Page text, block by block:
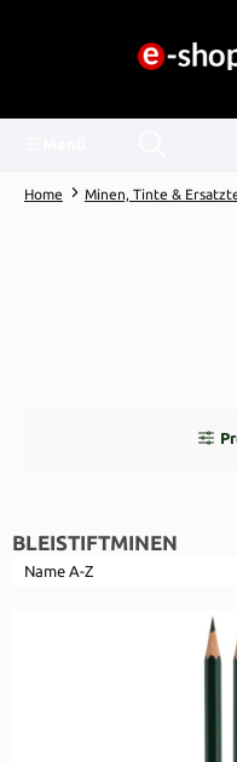
Home Minen, Tinte &
BLEISTIFTMINEN